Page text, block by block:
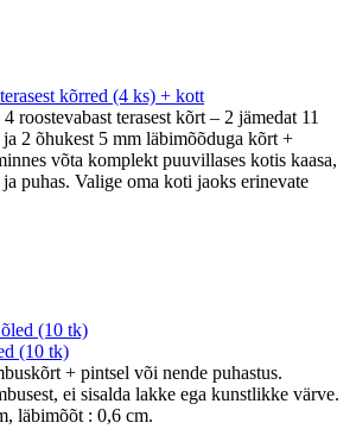
kõrred (4 ks) + kott
roostevabast terasest kõrt – 2 jämedat 11
2 õhukest 5 mm läbimõõduga kõrt +
võta komplekt puuvillases kotis kaasa,
puhas. Valige oma koti jaoks erinevate
(10 tk)
+ pintsel või nende puhastus.
ei sisalda lakke ega kunstlikke värve.
läbimõõt : 0,6 cm.